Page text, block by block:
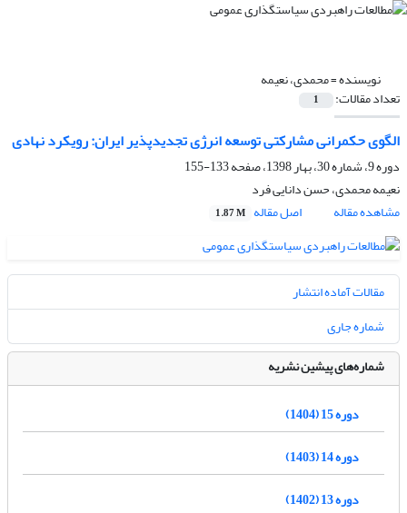
نویسنده =محمدی، نعیمه
تعداد مقالات: 1
الگوی حکمرانی مشارکتی توسعه انرژی تجدیدپذیر ایران: رویکرد نهادی
دوره 9، شماره 30، بهار 1398، صفحه
133-155
نعیمه محمدی، حسن دانایی فرد
مشاهده مقاله
اصل مقاله 1.87 M
مقالات آماده انتشار
شماره جاری
شماره‌های پیشین نشریه
دوره 15 (1404)
دوره 14 (1403)
دوره 13 (1402)